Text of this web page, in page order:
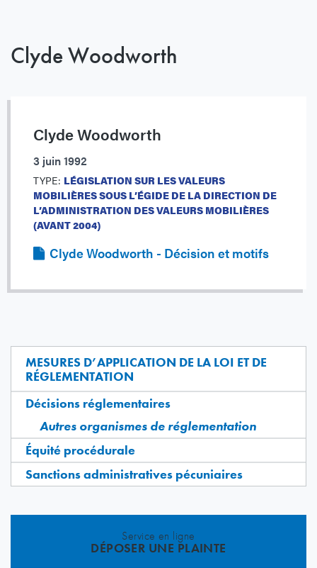
MESURES D’APPLICATION DE LA LOI ET DE
RÉGLEMENTATION
Décisions réglementaires
Autres organismes de réglementation
Équité procédurale
Sanctions administratives pécuniaires
Service en ligne
DÉPOSER UNE PLAINTE
Clyde Woodworth
Clyde Woodworth
3 juin 1992
TYPE: LÉGISLATION SUR LES VALEURS
MOBILIÈRES SOUS L’ÉGIDE DE LA DIRECTION DE
L’ADMINISTRATION DES VALEURS MOBILIÈRES
(AVANT 2004)
Clyde Woodworth - Décision et motifs